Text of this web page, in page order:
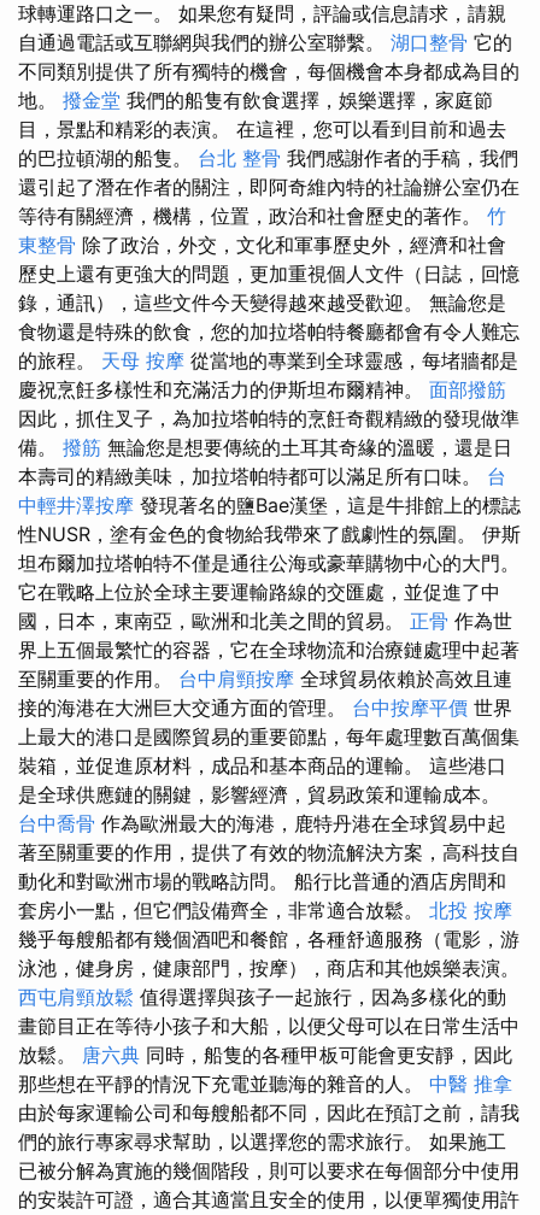
球轉運路口之一。 如果您有疑問，評論或信息請求，請親
自通過電話或互聯網與我們的辦公室聯繫。 湖口整骨 它的
不同類別提供了所有獨特的機會，每個機會本身都成為目的
地。 撥金堂 我們的船隻有飲食選擇，娛樂選擇，家庭節
目，景點和精彩的表演。 在這裡，您可以看到目前和過去
的巴拉頓湖的船隻。 台北 整骨 我們感謝作者的手稿，我們
還引起了潛在作者的關注，即阿奇維內特的社論辦公室仍在
等待有關經濟，機構，位置，政治和社會歷史的著作。 竹
東整骨 除了政治，外交，文化和軍事歷史外，經濟和社會
歷史上還有更強大的問題，更加重視個人文件（日誌，回憶
錄，通訊），這些文件今天變得越來越受歡迎。 無論您是
食物還是特殊的飲食，您的加拉塔帕特餐廳都會有令人難忘
的旅程。 天母 按摩 從當地的專業到全球靈感，每堵牆都是
慶祝烹飪多樣性和充滿活力的伊斯坦布爾精神。 面部撥筋
因此，抓住叉子，為加拉塔帕特的烹飪奇觀精緻的發現做準
備。 撥筋 無論您是想要傳統的土耳其奇緣的溫暖，還是日
本壽司的精緻美味，加拉塔帕特都可以滿足所有口味。 台
中輕井澤按摩 發現著名的鹽Bae漢堡，這是牛排館上的標誌
性NUSR，塗有金色的食物給我帶來了戲劇性的氛圍。 伊斯
坦布爾加拉塔帕特不僅是通往公海或豪華購物中心的大門。
它在戰略上位於全球主要運輸路線的交匯處，並促進了中
國，日本，東南亞，歐洲和北美之間的貿易。 正骨 作為世
界上五個最繁忙的容器，它在全球物流和治療鏈處理中起著
至關重要的作用。 台中肩頸按摩 全球貿易依賴於高效且連
接的海港在大洲巨大交通方面的管理。 台中按摩平價 世界
上最大的港口是國際貿易的重要節點，每年處理數百萬個集
裝箱，並促進原材料，成品和基本商品的運輸。 這些港口
是全球供應鏈的關鍵，影響經濟，貿易政策和運輸成本。
台中喬骨 作為歐洲最大的海港，鹿特丹港在全球貿易中起
著至關重要的作用，提供了有效的物流解決方案，高科技自
動化和對歐洲市場的戰略訪問。 船行比普通的酒店房間和
套房小一點，但它們設備齊全，非常適合放鬆。 北投 按摩
幾乎每艘船都有幾個酒吧和餐館，各種舒適服務（電影，游
泳池，健身房，健康部門，按摩），商店和其他娛樂表演。
西屯肩頸放鬆 值得選擇與孩子一起旅行，因為多樣化的動
畫節目正在等待小孩子和大船，以便父母可以在日常生活中
放鬆。 唐六典 同時，船隻的各種甲板可能會更安靜，因此
那些想在平靜的情況下充電並聽海的雜音的人。 中醫 推拿
由於每家運輸公司和每艘船都不同，因此在預訂之前，請我
們的旅行專家尋求幫助，以選擇您的需求旅行。 如果施工
已被分解為實施的幾個階段，則可以要求在每個部分中使用
的安裝許可證，適合其適當且安全的使用，以便單獨使用許